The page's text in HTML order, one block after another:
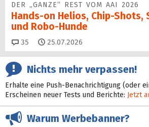
DER „GANZE“ REST VOM AAI 2026
Hands-on Helios, Chip-Shots,
und Robo-Hunde
35 Kommentare
25.07.2026
Nichts mehr verpassen!
Erhalte eine Push-Benachrichtigung (oder
Erscheinen neuer Tests und Berichte: Jetzt
Warum Werbebanner?